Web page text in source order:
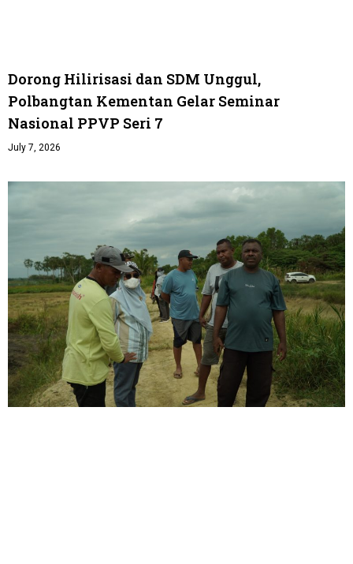
Dorong Hilirisasi dan SDM Unggul,
Polbangtan Kementan Gelar Seminar
Nasional PPVP Seri 7
July 7, 2026